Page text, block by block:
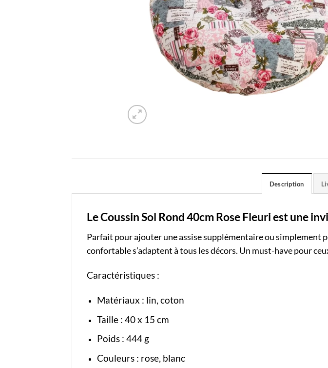
Description
Le Coussin Sol Rond 40cm Rose Fleuri est une
Parfait pour ajouter une assise supplémentaire ou simplement
confortable s’adaptent à tous les décors. Un must-have pour
Caractéristiques :
Matériaux : lin, coton
Taille : 40 x 15 cm
Poids : 444 g
Couleurs : rose, blanc